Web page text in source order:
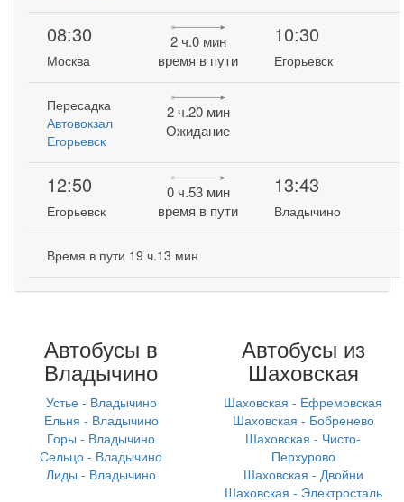
08:30
Москва
2 ч.0 мин
время в пути
10:30
Егорьевск
Пересадка
Автовокзал
Егорьевск
2 ч.20 мин
Ожидание
12:50
Егорьевск
0 ч.53 мин
время в пути
13:43
Владычино
Время в пути 19 ч.13 мин
Автобусы в
Владычино
Устье - Владычино
Ельня - Владычино
Горы - Владычино
Сельцо - Владычино
Лиды - Владычино
Автобусы из
Шаховская
Шаховская - Ефремовская
Шаховская - Бобренево
Шаховская - Чисто-
Перхурово
Шаховская - Двойни
Шаховская - Электросталь